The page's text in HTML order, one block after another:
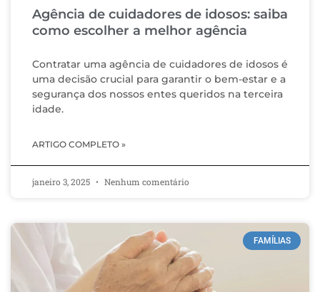
Agência de cuidadores de idosos: saiba
como escolher a melhor agência
Contratar uma agência de cuidadores de idosos é
uma decisão crucial para garantir o bem-estar e a
segurança dos nossos entes queridos na terceira
idade.
ARTIGO COMPLETO »
janeiro 3, 2025 Nenhum comentário
FAMÍLIAS